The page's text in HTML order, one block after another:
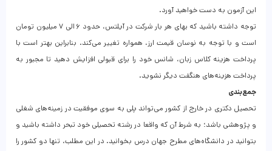
این آزمون به دست خواهید آورد.
توجه داشته باشید که بهای هر بار شرکت در آیلتس، حدود ۶ الی ۷ میلیون تومان
است و با توجه به نوسان قیمت ارز، همواره تغییر می‌کند. بنابراین بهتر است با
پرداخت هزینه کلاس زبان، شانس خود را برای قبولی افزایش دهید تا مجبور به
پرداخت هزینه‌های هنگفت دیگر نشوید.
جمع‌بندی
تحصیل دکتری در خارج از کشور می‌تواند پلی به سوی موفقیت در زمینه‌های شغلی
و پژوهشی باشد؛ به شرط آن که واقعا در رشته تحصیلی خود تبحر داشته باشید و
بتوانید در دانشگاه‌های مطرح جهان درس بخوانید. در این مطلب، تنها دو کشور را